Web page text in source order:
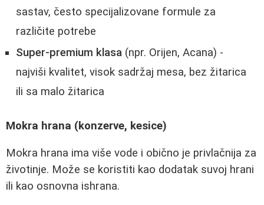
sastav, često specijalizovane formule za
različite potrebe
Super-premium klasa (npr. Orijen, Acana) -
najviši kvalitet, visok sadržaj mesa, bez žitarica
ili sa malo žitarica
Mokra hrana (konzerve, kesice)
Mokra hrana ima više vode i obično je privlačnija za
životinje. Može se koristiti kao dodatak suvoj hrani
ili kao osnovna ishrana.